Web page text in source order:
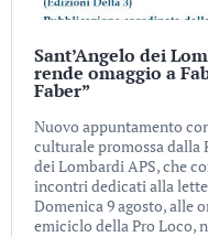
Sant’Angelo dei
rende omaggio a
Faber”
Nuovo appuntamento
culturale promossa dalla
dei Lombardi APS, che
incontri dedicati alla
Domenica 9 agosto, alle
emiciclo della Pro Loco,